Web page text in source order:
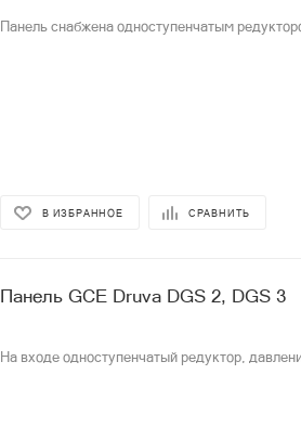
Панель снабжена одноступенчатым
В ИЗБРАННОЕ СРАВНИТЬ
Панель GCE Druva DGS 2, DGS 3
На входе одноступенчатый редуктор,